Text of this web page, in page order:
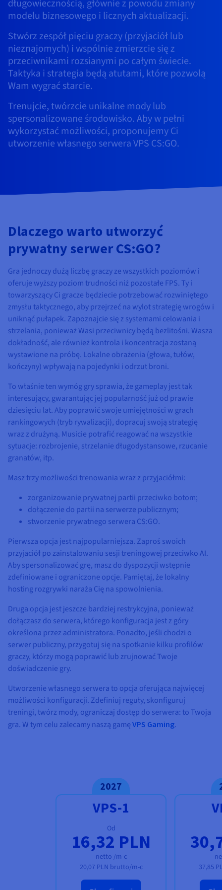
Cennik
Dostępność według regionów
Dokumentacja
Roadmap & Changelog
Monitorowanie
Roadmap & Changelog
Roadmap & Changelog
Roadmap & Changelog
Roadmap & Changelog
długowiecznością, głównie z powodu zmiany
modelu biznesowego i licznych aktualizacji.
Stwórz zespół pięciu graczy (przyjaciół lub
nieznajomych) i wspólnie zmierzcie się z
przeciwnikami rozsianymi po całym świecie.
Taktyka i strategia będą atutami, które pozwolą
Wam wygrać starcie.
Trenujcie, twórzcie unikalne mody lub
spersonalizowane środowisko. Aby w pełni
wykorzystać możliwości, proponujemy Ci
utworzenie własnego serwera VPS CS:GO.
Dlaczego warto utworzyć
prywatny serwer CS:GO?
Gra jednoczy dużą liczbę graczy ze wszystkich poziomów i
oferuje wyższy poziom trudności niż pozostałe FPS. Ty i
towarzyszący Ci gracze będziecie potrzebować rozwiniętego
zmysłu taktycznego, aby przejrzeć na wylot strategię wrogów i
uniknąć pułapek. Zapoznajcie się z systemami celowania i
strzelania, ponieważ Wasi przeciwnicy będą bezlitośni. Wasza
dokładność, ale również kontrola i koncentracja zostaną
wystawione na próbę. Lokalne obrażenia (głowa, tułów,
kończyny) wpływają na pojedynki i odrzut broni.
To właśnie ten wymóg gry sprawia, że gameplay jest tak
interesujący, gwarantując jej popularność już od prawie
dziesięciu lat. Aby poprawić swoje umiejętności w grach
rankingowych (tryb rywalizacji), dopracuj swoją strategię
wraz z drużyną. Musicie potrafić reagować na wszystkie
sytuacje: rozbrojenie, strzelanie długodystansowe, rzucanie
granatów, itp.
Masz trzy możliwości trenowania wraz z przyjaciółmi:
zorganizowanie prywatnej partii przeciwko botom;
dołączenie do partii na serwerze publicznym;
stworzenie prywatnego serwera CS:GO.
Pierwsza opcja jest najpopularniejsza. Zaproś swoich
przyjaciół po zainstalowaniu sesji treningowej przeciwko AI.
Aby spersonalizować grę, masz do dyspozycji wstępnie
zdefiniowane i ograniczone opcje. Pamiętaj, że lokalny
hosting rozgrywki naraża Cię na spowolnienia.
Druga opcja jest jeszcze bardziej restrykcyjna, ponieważ
dołączasz do serwera, którego konfiguracja jest z góry
określona przez administratora. Ponadto, jeśli chodzi o
serwer publiczny, przygotuj się na spotkanie kilku profilów
graczy, którzy mogą poprawić lub zrujnować Twoje
doświadczenie gry.
Utworzenie własnego serwera to opcja oferująca najwięcej
możliwości konfiguracji. Zdefiniuj reguły, skonfiguruj
treningi, twórz mody, ograniczaj dostęp do serwera: to Twoja
gra. W tym celu zalecamy naszą gamę VPS Gaming.
2027
VPS-1
Od
16,32 PLN
netto /m-c
20,07 PLN brutto/m-c
37,85